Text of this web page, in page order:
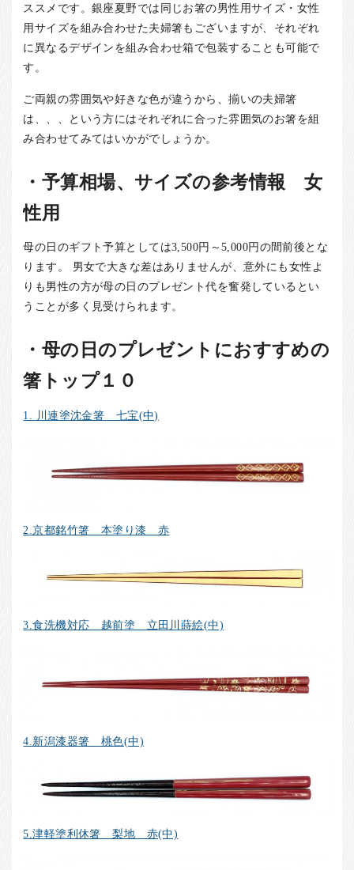
ススメです。銀座夏野では同じお箸の男性用サイズ・女性
用サイズを組み合わせた夫婦箸もございますが、それぞれ
に異なるデザインを組み合わせ箱で包装することも可能で
す。
ご両親の雰囲気や好きな色が違うから、揃いの夫婦箸
は、、、という方にはそれぞれに合った雰囲気のお箸を組
み合わせてみてはいかがでしょうか。
・予算相場、サイズの参考情報 女
性用
母の日のギフト予算としては3,500円～5,000円の間前後とな
ります。 男女で大きな差はありませんが、意外にも女性よ
りも男性の方が母の日のプレゼント代を奮発しているとい
うことが多く見受けられます。
・母の日のプレゼントにおすすめの
箸トップ１０
1. 川連塗沈金箸 七宝(中)
2.京都銘竹箸 本塗り漆 赤
3.食洗機対応 越前塗 立田川蒔絵(中)
4.新潟漆器箸 桃色(中)
5.津軽塗利休箸 梨地 赤(中)